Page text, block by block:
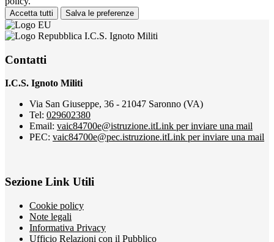
Accetta tutti Salva le preferenze
I.C.S. Ignoto Militi
Contatti
I.C.S. Ignoto Militi
Via San Giuseppe, 36 - 21047 Saronno (VA)
Tel: 029602380
Email: vaic84700e@istruzione.itLink per inviare una mail
PEC: vaic84700e@pec.istruzione.itLink per inviare una mail
Sezione Link Utili
Cookie policy
Note legali
Informativa Privacy
Ufficio Relazioni con il Pubblico